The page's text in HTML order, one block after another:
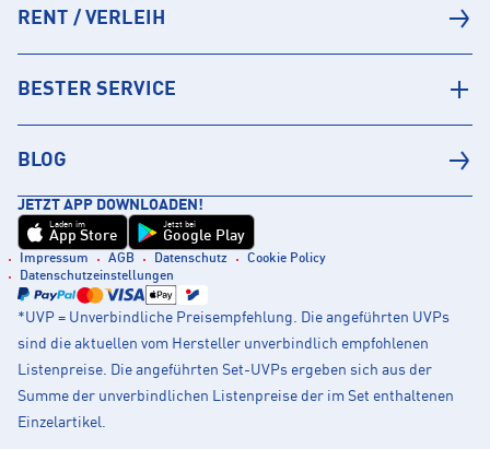
RENT / VERLEIH
BESTER SERVICE
BLOG
JETZT APP DOWNLOADEN!
Laden im
App Store
Jetzt bei
Google Play
Impressum AGB Datenschutz
Cookie Policy
Datenschutzeinstellungen
*UVP = Unverbindliche Preisempfehlung. Die angeführten UVPs
sind die aktuellen vom Hersteller unverbindlich empfohlenen
Listenpreise. Die angeführten Set-UVPs ergeben sich aus der
Summe der unverbindlichen Listenpreise der im Set enthaltenen
Einzelartikel.